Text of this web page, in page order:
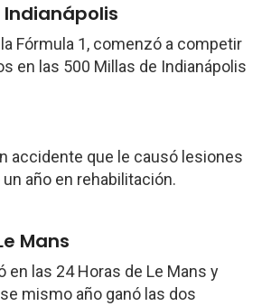
Indianápolis
Fórmula 1, comenzó a competir
en las 500 Millas de Indianápolis
accidente que le causó lesiones
año en rehabilitación.
Mans
en las 24 Horas de Le Mans y
mismo año ganó las dos